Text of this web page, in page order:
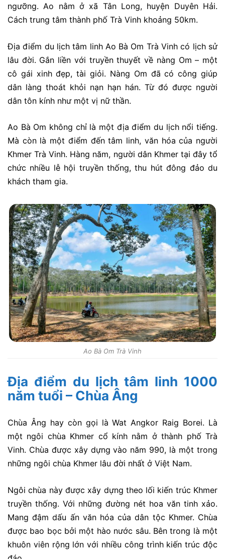
ngưỡng. Ao nằm ở xã Tân Long, huyện Duyên Hải.
Cách trung tâm thành phố Trà Vinh khoảng 50km.
Địa điểm du lịch tâm linh Ao Bà Om Trà Vinh có lịch sử
lâu đời. Gắn liền với truyền thuyết về nàng Om – một
cô gái xinh đẹp, tài giỏi. Nàng Om đã có công giúp
dân làng thoát khỏi nạn hạn hán. Từ đó được người
dân tôn kính như một vị nữ thần.
Ao Bà Om không chỉ là một địa điểm du lịch nổi tiếng.
Mà còn là một điểm đến tâm linh, văn hóa của người
Khmer Trà Vinh. Hàng năm, người dân Khmer tại đây tổ
chức nhiều lễ hội truyền thống, thu hút đông đảo du
khách tham gia.
Ao Bà Om Trà Vinh
Địa điểm du lịch tâm linh 1000
năm tuổi – Chùa Âng
Chùa Âng hay còn gọi là Wat Angkor Raig Borei. Là
một ngôi chùa Khmer cổ kính nằm ở thành phố Trà
Vinh. Chùa được xây dựng vào năm 990, là một trong
những ngôi chùa Khmer lâu đời nhất ở Việt Nam.
Ngôi chùa này được xây dựng theo lối kiến trúc Khmer
truyền thống. Với những đường nét hoa văn tinh xảo.
Mang đậm dấu ấn văn hóa của dân tộc Khmer. Chùa
được bao bọc bởi một hào nước sâu. Bên trong là một
khuôn viên rộng lớn với nhiều công trình kiến trúc độc